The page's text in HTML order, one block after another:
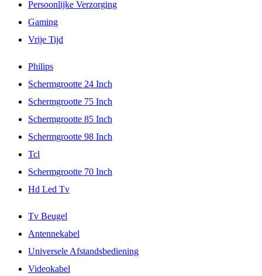
Persoonlijke Verzorging
Gaming
Vrije Tijd
Philips
Schermgrootte 24 Inch
Schermgrootte 75 Inch
Schermgrootte 85 Inch
Schermgrootte 98 Inch
Tcl
Schermgrootte 70 Inch
Hd Led Tv
Tv Beugel
Antennekabel
Universele Afstandsbediening
Videokabel